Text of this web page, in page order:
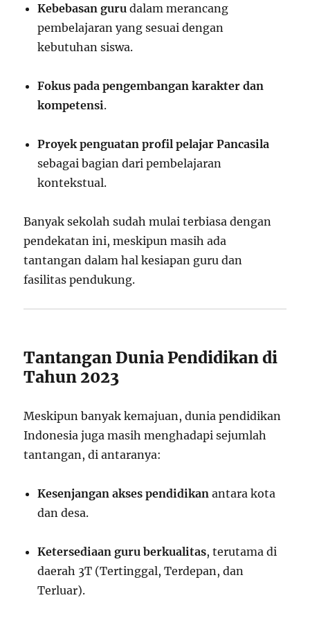
Kebebasan guru dalam merancang
pembelajaran yang sesuai dengan
kebutuhan siswa.
Fokus pada pengembangan karakter dan
kompetensi.
Proyek penguatan profil pelajar Pancasila
sebagai bagian dari pembelajaran
kontekstual.
Banyak sekolah sudah mulai terbiasa dengan
pendekatan ini, meskipun masih ada
tantangan dalam hal kesiapan guru dan
fasilitas pendukung.
Tantangan Dunia Pendidikan di
Tahun 2023
Meskipun banyak kemajuan, dunia pendidikan
Indonesia juga masih menghadapi sejumlah
tantangan, di antaranya:
Kesenjangan akses pendidikan antara kota
dan desa.
Ketersediaan guru berkualitas, terutama di
daerah 3T (Tertinggal, Terdepan, dan
Terluar).